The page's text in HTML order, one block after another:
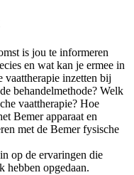
is jou te informeren
en wat kan je ermee in
vaattherapie inzetten bij
behandelmethode? Welk
vaattherapie? Hoe
Bemer apparaat en
met de Bemer fysische
op de ervaringen die
hebben opgedaan.